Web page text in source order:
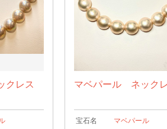
クレス マベパール ネック
宝石名 マベパール